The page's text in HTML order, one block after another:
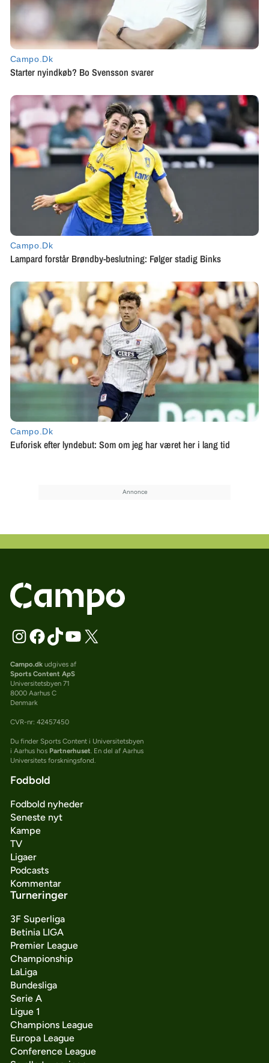
Campo.dkudgives af
Sports Content ApS
Universitetsbyen 71
8000 Aarhus C
Denmark
CVR-nr: 42457450
Du finder Sports Content i Universitetsbyen
i Aarhus hos Partnerhuset. En del af Aarhus
Universitets forskningsfond.
Fodbold
Fodbold nyheder
Seneste nyt
Kampe
TV
Ligaer
Podcasts
Kommentar
Turneringer
3F Superliga
Betinia LIGA
Premier League
Championship
LaLiga
Bundesliga
Serie A
Ligue 1
Champions League
Europa League
Conference League